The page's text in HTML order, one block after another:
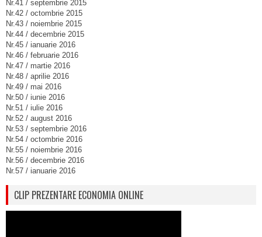
Nr.41 / septembrie 2015
Nr.42 / octombrie 2015
Nr.43 / noiembrie 2015
Nr.44 / decembrie 2015
Nr.45 / ianuarie 2016
Nr.46 / februarie 2016
Nr.47 / martie 2016
Nr.48 / aprilie 2016
Nr.49 / mai 2016
Nr.50 / iunie 2016
Nr.51 / iulie 2016
Nr.52 / august 2016
Nr.53 / septembrie 2016
Nr.54 / octombrie 2016
Nr.55 / noiembrie 2016
Nr.56 / decembrie 2016
Nr.57 / ianuarie 2016
CLIP PREZENTARE ECONOMIA ONLINE